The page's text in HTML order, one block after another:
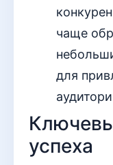
чаще
для
успеха